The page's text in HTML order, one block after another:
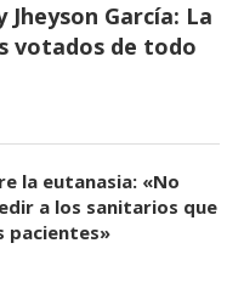
Jheyson García: La
votados de todo
la eutanasia: «No
a los sanitarios que
pacientes»